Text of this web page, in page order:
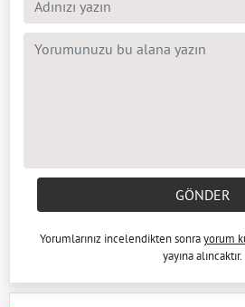
GÖNDER
Yorumlarınız incelendikten sonrayorum
yayına alıncaktır.